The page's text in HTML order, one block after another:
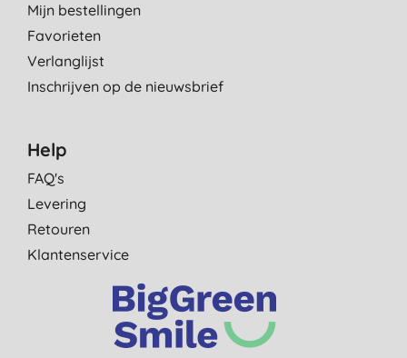
Mijn bestellingen
Favorieten
Verlanglijst
Inschrijven op de nieuwsbrief
Help
FAQ's
Levering
Retouren
Klantenservice